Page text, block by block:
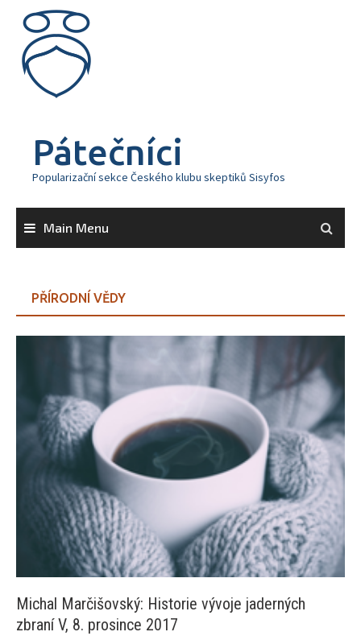
content
Pátečníci
Popularizační sekce Českého klubu skeptiků Sisyfos
Main Menu
PŘÍRODNÍ VĚDY
Michal Marčišovský: Historie vývoje jaderných
zbraní V, 8. prosince 2017